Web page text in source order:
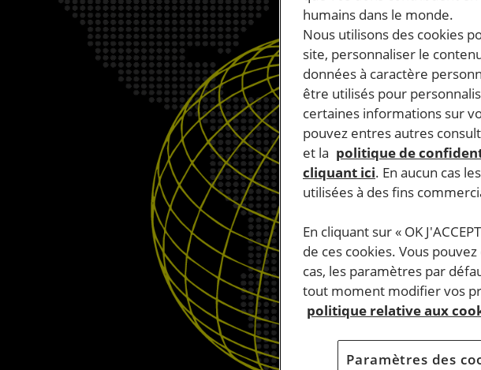
humains dans le monde.
Nous utilisons des cookies
site, personnaliser le
données à caractère
être utilisés pour
certaines informations sur
pouvez entres autres
et la politique de
cliquant ici. En aucun cas
utilisées à des fins
En cliquant sur « OK
de ces cookies. Vous
cas, les paramètres par
tout moment modifier vos
politique relative aux
Paramètres des